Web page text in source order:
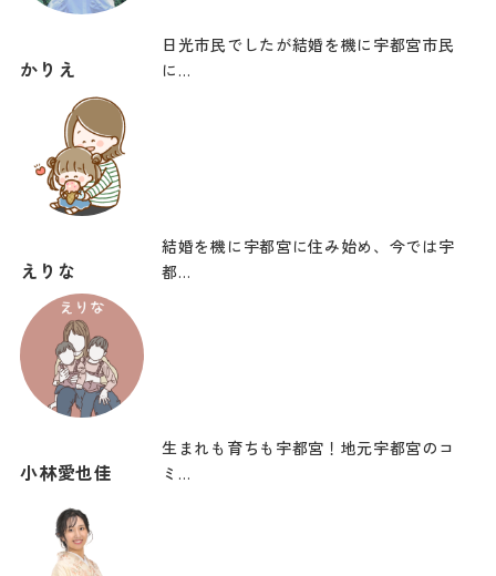
かりえ
日光市民でしたが結婚を機に宇都宮市民
に…
えりな
結婚を機に宇都宮に住み始め、今では宇
都…
小林愛也佳
生まれも育ちも宇都宮！地元宇都宮のコ
ミ…